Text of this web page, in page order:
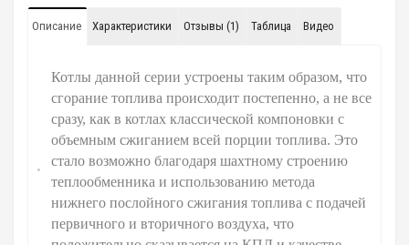
Описание Характеристики Отзывы (1) Таблица Видео
Котлы данной серии устроены таким образом, что
сгорание топлива происходит постепенно, а не все
сразу, как в котлах классической компоновки с
объемным сжиганием всей порции топлива. Это
стало возможно благодаря шахтному строению
теплообменника и использованию метода
нижнего послойного сжигания топлива с подачей
первичного и вторичного воздуха, что